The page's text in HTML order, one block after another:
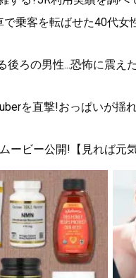
乗客を転ばせた40代女
ろの男性...恐怖に震え
を直撃!おっぱいが揺
ビー公開!【見れば元